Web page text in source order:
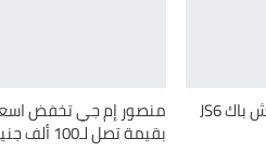
قصراوي جروب تطلق عرض كاش باك JS6 منصور إم جي تخفض
بقيمة تصل لـ100 ألف جنيه